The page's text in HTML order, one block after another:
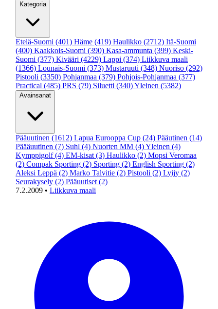
Kategoria
Etelä-Suomi (401) Häme (419) Haulikko (2712) Itä-Suomi
(400) Kaakkois-Suomi (390) Kasa-ammunta (399) Keski-
Suomi (377) Kivääri (4229) Lappi (374) Liikkuva maali
(1366) Lounais-Suomi (373) Mustaruuti (348) Nuoriso (292)
Pistooli (3350) Pohjanmaa (379) Pohjois-Pohjanmaa (377)
Practical (485) PRS (79) Siluetti (340)Yleinen (5382)
Avainsanat
Pääuutinen (1612) Lapua Eurooppa Cup (24) Pääutinen (14)
Päääuutinen (7) Suhl (4) Nuorten MM (4)Yleinen (4)
Kymppigolf (4) EM-kisat (3) Haulikko (2) Mopsi Veromaa
(2) Compak Sporting (2) Sporting (2) English Sporting (2)
Aleksi Leppä (2) Marko Talvitie (2) Pistooli (2) Lyijy (2)
Seurakysely (2) Pääuutiset (2)
7.2.2009 • Liikkuva maali